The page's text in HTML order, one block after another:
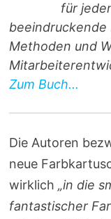
für
beeindruckende
Methoden und
Zum Buch...
Die Autoren
neue
wirklich„in die
fantastischer